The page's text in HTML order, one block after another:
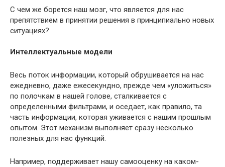
С чем же борется наш мозг, что является для нас
препятствием в принятии решения в принципиально новых
ситуациях?
Интеллектуальные модели
Весь поток информации, который обрушивается на нас
ежедневно, даже ежесекундно, прежде чем «уложиться»
по полочкам в нашей голове, сталкивается с
определенными фильтрами, и оседает, как правило, та
часть информации, которая уживается с нашим прошлым
опытом. Этот механизм выполняет сразу несколько
полезных для нас функций.
Например, поддерживает нашу самооценку на каком-